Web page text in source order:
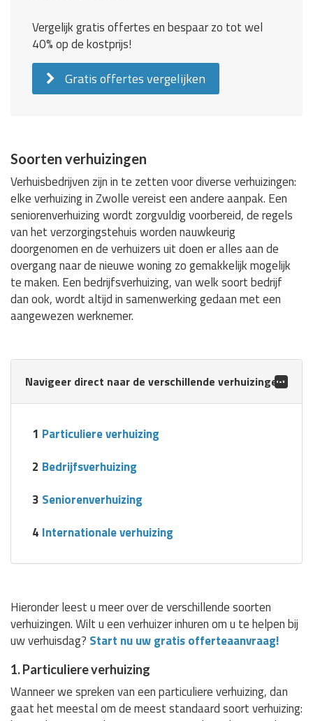
Vergelijk gratis offertes en bespaar zo tot wel
40% op de kostprijs!
Gratis offertes vergelijken
Soorten verhuizingen
Verhuisbedrijven zijn in te zetten voor diverse verhuizingen:
elke verhuizing in Zwolle vereist een andere aanpak. Een
seniorenverhuizing wordt zorgvuldig voorbereid, de regels
van het verzorgingstehuis worden nauwkeurig
doorgenomen en de verhuizers uit doen er alles aan de
overgang naar de nieuwe woning zo gemakkelijk mogelijk
te maken. Een bedrijfsverhuizing, van welk soort bedrijf
dan ook, wordt altijd in samenwerking gedaan met een
aangewezen werknemer.
Navigeer direct naar de verschillende verhuizingen:
1 Particuliere verhuizing
2 Bedrijfsverhuizing
3 Seniorenverhuizing
4 Internationale verhuizing
Hieronder leest u meer over de verschillende soorten
verhuizingen. Wilt u een verhuizer inhuren om u te helpen bij
uw verhuisdag? Start nu uw gratis offerteaanvraag!
1. Particuliere verhuizing
Wanneer we spreken van een particuliere verhuizing, dan
gaat het meestal om de meest standaard soort verhuizing: